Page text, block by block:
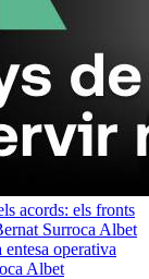
acords: els fronts
Surroca Albet
operativa
Albet